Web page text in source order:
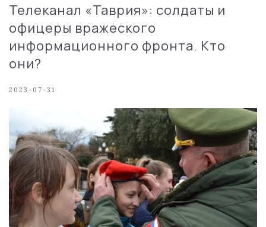
Телеканал «Таврия»: солдаты и
офицеры вражеского
информационного фронта. Кто
они?
2023-07-31